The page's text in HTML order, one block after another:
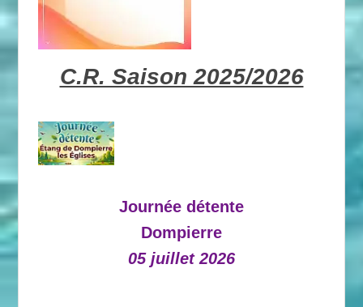
C.R. Saison 2025/2026
Journée détente
Dompierre
05 juillet 2026